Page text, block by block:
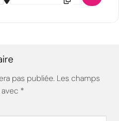
pas publiée. Les champs
*